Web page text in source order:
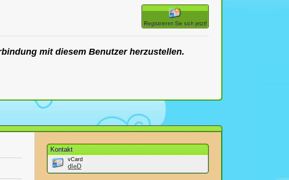
Registrieren Sie sich jetzt!
mit diesem Benutzer herzustellen.
Kontakt
vCard
dIeD